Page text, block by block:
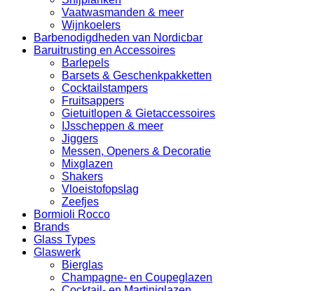
Vaatwasmanden & meer
Wijnkoelers
Barbenodigdheden van Nordicbar
Baruitrusting en Accessoires
Barlepels
Barsets & Geschenkpakketten
Cocktailstampers
Fruitsappers
Gietuitlopen & Gietaccessoires
IJsscheppen & meer
Jiggers
Messen, Openers & Decoratie
Mixglazen
Shakers
Vloeistofopslag
Zeefjes
Bormioli Rocco
Brands
Glass Types
Glaswerk
Bierglas
Champagne- en Coupeglazen